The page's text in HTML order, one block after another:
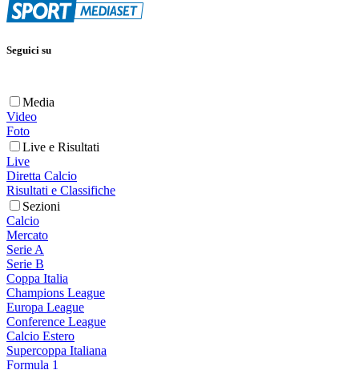
Seguici su
Media
Video
Foto
Live e Risultati
Live
Diretta Calcio
Risultati e Classifiche
Sezioni
Calcio
Mercato
Serie A
Serie B
Coppa Italia
Champions League
Europa League
Conference League
Calcio Estero
Supercoppa Italiana
Formula 1